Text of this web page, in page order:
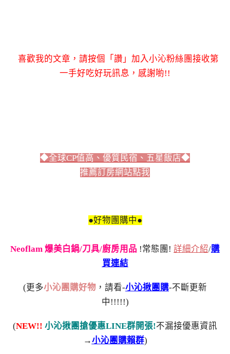
喜歡我的文章，請按個「讚」加入小沁粉絲團接收第
一手好吃好玩訊息，感謝喲!!
◆全球CP值高、優質民宿、五星飯店◆
推薦訂房網站點我
●好物團購中●
Neoflam 爆美白鍋/刀具/廚房用品 !常態團! 詳細介紹/購
買連結
(更多小沁團購好物 ，請看-小沁揪團購-不斷更新
中!!!!!)
(NEW!! 小沁揪團搶優惠LINE群開張!不漏接優惠資訊
→小沁團購賴群)